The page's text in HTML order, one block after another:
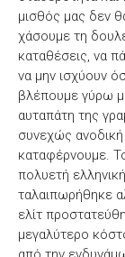
μισθός μας δεν
χάσουμε τη
καταθέσεις, να
να μην ισχύουν
βλέπουμε γύρω
αυταπάτη της
συνεχώς
καταφέρνουμε.
πολυετή
ταλαιπωρήθηκε
ελίτ
μεγαλύτερο